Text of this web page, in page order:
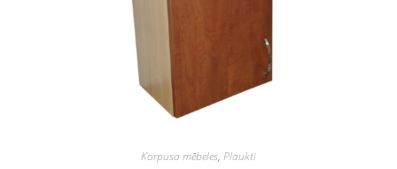
Korpusa mēbeles, Plaukti